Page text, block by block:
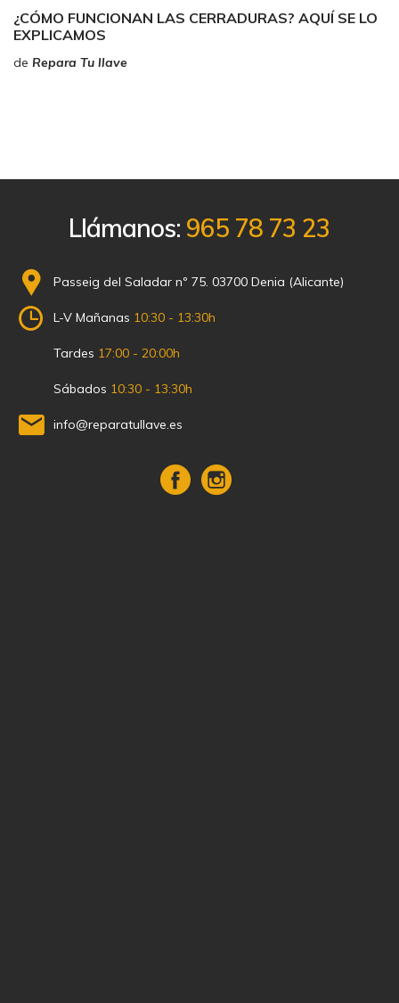
¿CÓMO FUNCIONAN LAS CERRADURAS? AQUÍ SE LO
EXPLICAMOS
de Repara Tu llave
Llámanos: 965 78 73 23
Passeig del Saladar nº 75. 03700 Denia (Alicante)
L-V Mañanas 10:30 - 13:30h
Tardes 17:00 - 20:00h
Sábados 10:30 - 13:30h
info@reparatullave.es